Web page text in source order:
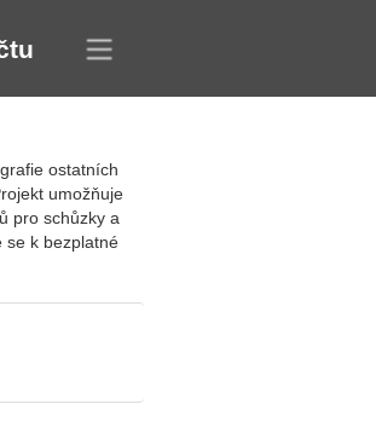
ostatních
umožňuje
pro schůzky a
se k bezplatné